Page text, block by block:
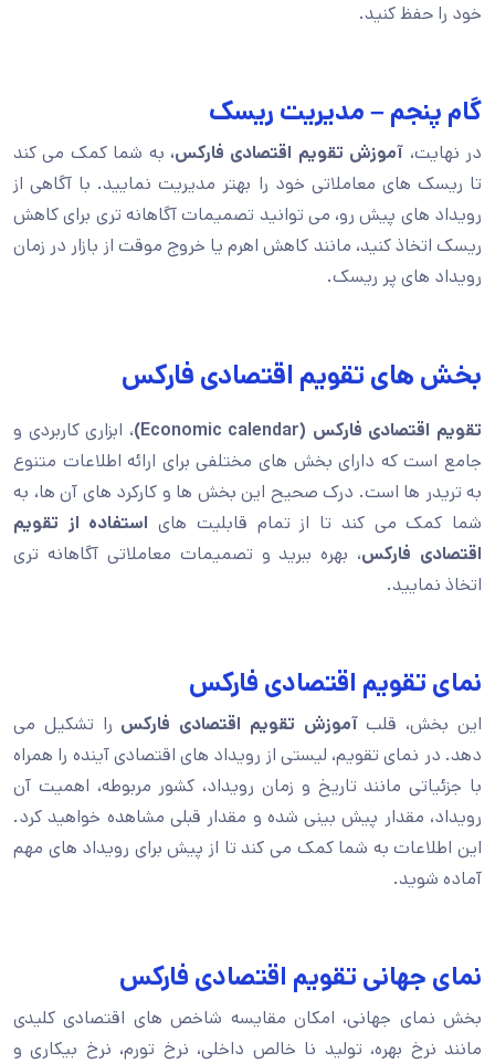
خود را حفظ کنید.
گام پنجم – مدیریت ریسک
در نهایت، آموزش تقویم اقتصادی فارکس، به شما کمک می کند
تا ریسک های معاملاتی خود را بهتر مدیریت نمایید. با آگاهی از
رویداد های پیش رو، می توانید تصمیمات آگاهانه تری برای کاهش
ریسک اتخاذ کنید، مانند کاهش اهرم یا خروج موقت از بازار در زمان
رویداد های پر ریسک.
بخش های تقویم اقتصادی فارکس
تقویم اقتصادی فارکس (Economic calendar
)، ابزاری کاربردی و
جامع است که دارای بخش های مختلفی برای ارائه اطلاعات متنوع
به تریدر ها است. درک صحیح این بخش ها و کارکرد های آن ها، به
شما کمک می کند تا از تمام قابلیت های استفاده از تقویم
اقتصادی فارکس، بهره ببرید و تصمیمات معاملاتی آگاهانه تری
اتخاذ نمایید.
نمای تقویم اقتصادی فارکس
این بخش، قلبآموزش تقویم اقتصادی فارکس را تشکیل می
دهد. در نمای تقویم، لیستی از رویداد های اقتصادی آینده را همراه
با جزئیاتی مانند تاریخ و زمان رویداد، کشور مربوطه، اهمیت آن
رویداد، مقدار پیش بینی شده و مقدار قبلی مشاهده خواهید کرد.
این اطلاعات به شما کمک می کند تا از پیش برای رویداد های مهم
آماده شوید.
نمای جهانی تقویم اقتصادی فارکس
بخش نمای جهانی، امکان مقایسه شاخص های اقتصادی کلیدی
مانند نرخ بهره، تولید نا خالص داخلی، نرخ تورم، نرخ بیکاری و